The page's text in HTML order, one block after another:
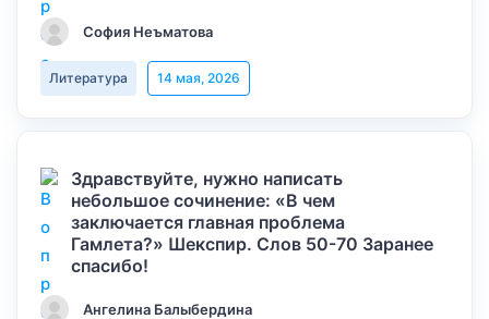
София Неъматова
Литература 14 мая, 2026
Здравствуйте, нужно написать
небольшое сочинение: «В чем
заключается главная проблема
Гамлета?» Шекспир. Слов 50-70 Заранее
спасибо!
Ангелина Балыбердина